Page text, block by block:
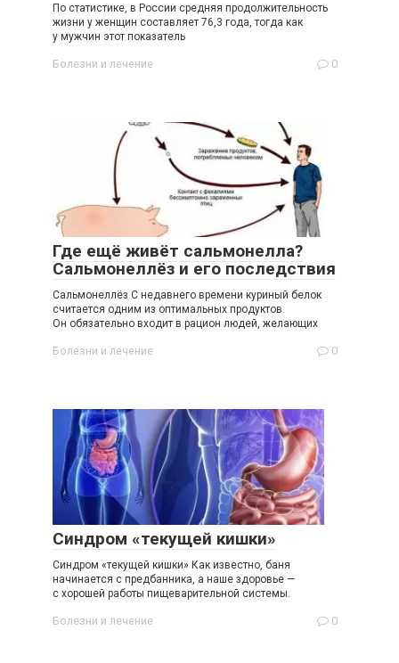
По статистике, в России средняя продолжительность
жизни у женщин составляет 76,3 года, тогда как
у мужчин этот показатель
Болезни и лечение 0
Где ещё живёт сальмонелла?
Сальмонеллёз и его последствия
Сальмонеллёз С недавнего времени куриный белок
считается одним из оптимальных продуктов.
Он обязательно входит в рацион людей, желающих
Болезни и лечение 0
Синдром «текущей кишки»
Синдром «текущей кишки» Как известно, баня
начинается с предбанника, а наше здоровье —
c хорошей работы пищеварительной системы.
Болезни и лечение 0